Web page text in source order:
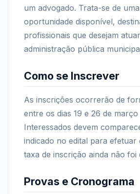
um advogado. Trata-se de
oportunidade disponível,
profissionais que desejam
administração pública
Como se Inscrever
As inscrições ocorrerão de
entre os dias 19 e 26 de março
Interessados devem
indicado no edital para efetuar
taxa de inscrição ainda não foi
Provas e Cronograma